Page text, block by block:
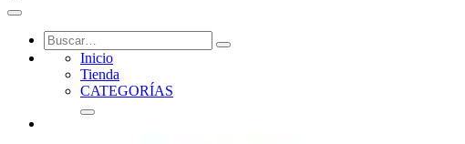
Inicio
Tienda
CATEGORÍAS